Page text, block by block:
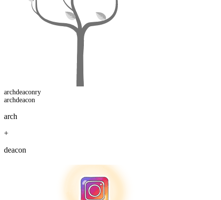
archdeaconry
archdeacon
arch
+
deacon